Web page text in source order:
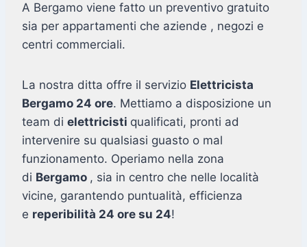
A Bergamo viene fatto un preventivo gratuito
sia per appartamenti che aziende , negozi e
centri commerciali.
La nostra ditta offre il servizio Elettricista
Bergamo 24 ore. Mettiamo a disposizione un
team di elettricisti qualificati, pronti ad
intervenire su qualsiasi guasto o mal
funzionamento. Operiamo nella zona
di Bergamo , sia in centro che nelle località
vicine, garantendo puntualità, efficienza
e reperibilità 24 ore su 24!